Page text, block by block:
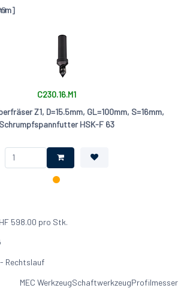
C230.16.M1
Z1, D=15.5mm, GL=100mm, S=16mm,
Schrumpfspannfutter HSK-F 63
598.00 pro Stk.
- Rechtslauf
MEC WerkzeugSchaftwerkzeugProfilmesser